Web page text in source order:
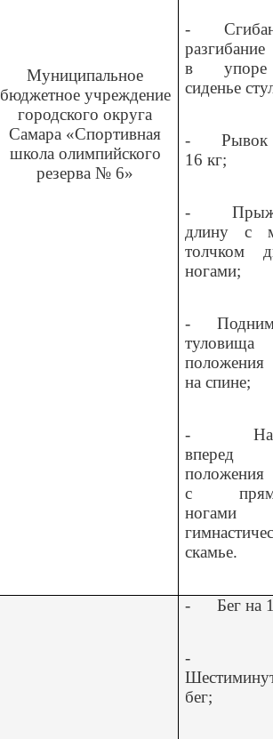
Муниципальное
бюджетное учреждение
городского округа
Самара «Спортивная
школа олимпийского
резерва № 6»
-
в
сиденье
-
Рывок
16 кг;
-
длину с
толчком
ногами;
-
положения
на спине;
-
положения
с
скамье.
- Бег на
-
бег;